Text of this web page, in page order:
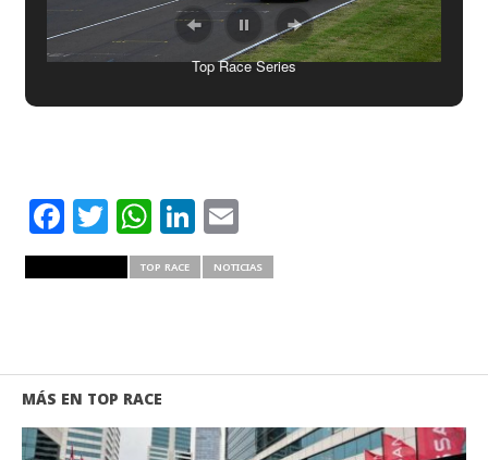
Top Race Series
Facebook
Twitter
WhatsApp
LinkedIn
Email
TOP RACE NOTICIAS
MÁS EN TOP RACE